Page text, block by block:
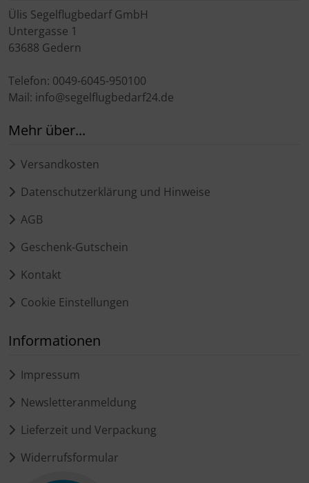
Ülis Segelflugbedarf GmbH
Untergasse 1
63688 Gedern
Telefon: 0049-6045-950100
Mail: info@segelflugbedarf24.de
Mehr über...
Versandkosten
Datenschutzerklärung und Hinweise
AGB
Geschenk-Gutschein
Kontakt
Cookie Einstellungen
Informationen
Impressum
Newsletteranmeldung
Lieferzeit und Verpackung
Widerrufsformular